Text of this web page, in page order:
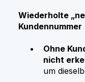
Wiederholte
Kundennummer
Ohne
nicht
um